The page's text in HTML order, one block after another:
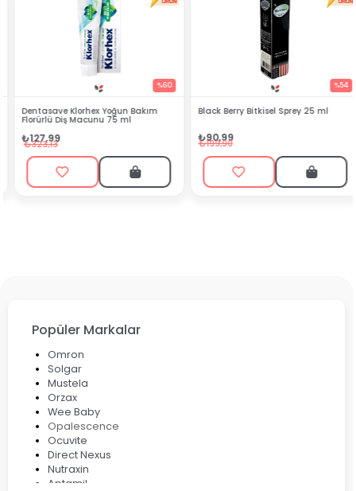
%60
Dentasave Klorhex Yoğun Bakım
Florürlü Diş Macunu 75 ml
₺127,99
₺323,13
%54
Black Berry Bitkisel Sprey 25 ml
₺90,99
₺199,90
Popüler Markalar
Omron
Solgar
Mustela
Orzax
Wee Baby
Opalescence
Ocuvite
Direct Nexus
Nutraxin
Aptamil